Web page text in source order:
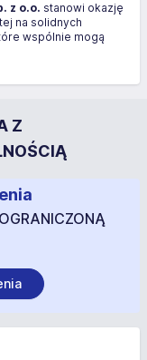
z o.o. stanowi okazję
na solidnych
wspólnie mogą
Z